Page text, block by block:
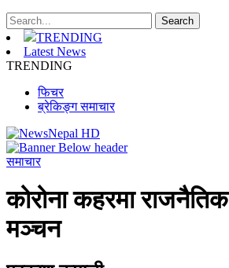
TRENDING
Latest News
TRENDING
फिचर
ब्रेकिङ्ग समाचार
समाचार
कोरोना कहरमा
मञ्चन